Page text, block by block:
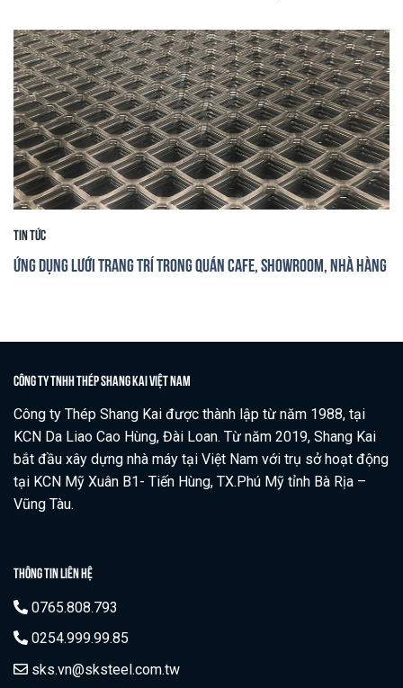
Tin tức
Ứng dụng lưới trang trí trong quán cafe, showroom, nhà hàng
CÔNG TY TNHH THÉP SHANG KAI VIỆT NAM
Công ty Thép Shang Kai được thành lập từ năm 1988, tại
KCN Da Liao Cao Hùng, Đài Loan. Từ năm 2019, Shang Kai
bắt đầu xây dựng nhà máy tại Việt Nam với trụ sở hoạt động
tại KCN Mỹ Xuân B1- Tiến Hùng, TX.Phú Mỹ tỉnh Bà Rịa –
Vũng Tàu.
THÔNG TIN LIÊN HỆ
0765.808.793
0254.999.99.85
sks.vn@sksteel.com.tw